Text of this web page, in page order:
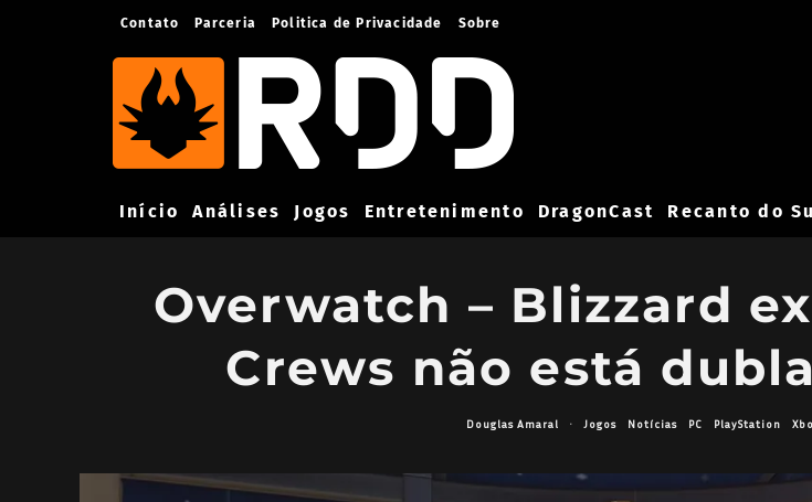
Contato Parceria Politica de Privacidade Sobre
Início Análises Jogos Entretenimento DragonCast Recanto do
Overwatch – Blizzard
Crews não está
Douglas Amaral · Jogos Notícias PC PlayStation